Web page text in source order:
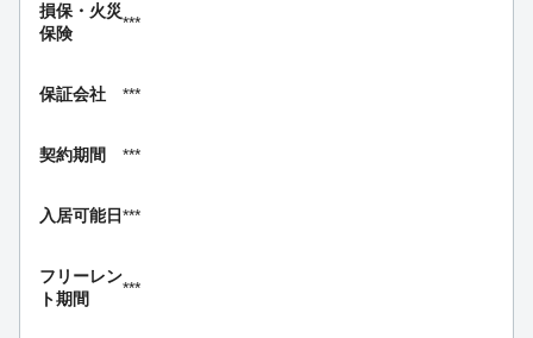
損保・ 火災
保険
***
保証会社 ***
契約期間 ***
入居可能日***
フリーレン
ト期間
***